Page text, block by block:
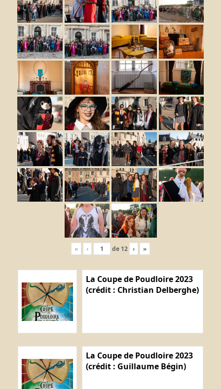
« ‹ de 12 › »
La Coupe de Poudloire 2023
(crédit : Christian Delberghe)
La Coupe de Poudloire 2023
(crédit : Guillaume Bégin)